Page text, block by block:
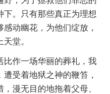
下。只有那些真正为理想
动幽花，为他们绽放，
堂。
比作一场华丽的葬礼，我
受着地狱之神的鞭笞，
漫无目的地拖着父母、